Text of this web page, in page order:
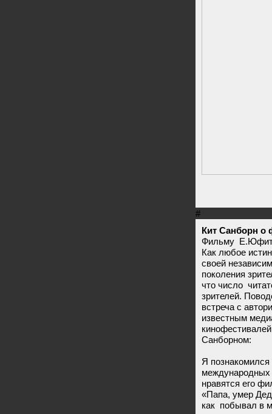
#
Кит Санборн
Фильму
Как любое
своей
поколения
что число
зрителей.
встреча с
известным
Санборном:
Я
международных
нравятся его
«Папа, умер
как побывал в